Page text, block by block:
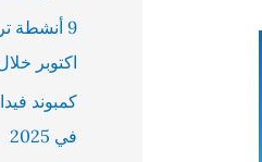
اكتوبر
كمبوند
في 2025